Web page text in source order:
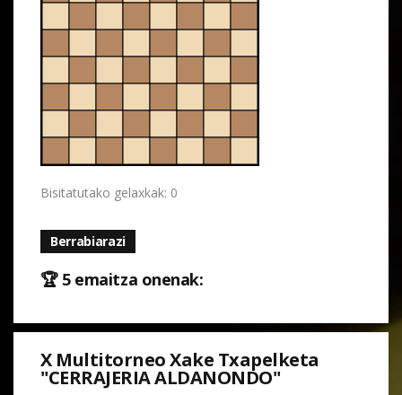
Bisitatutako gelaxkak: 0
Berrabiarazi
🏆 5 emaitza onenak:
X Multitorneo Xake Txapelketa
"CERRAJERIA ALDANONDO"